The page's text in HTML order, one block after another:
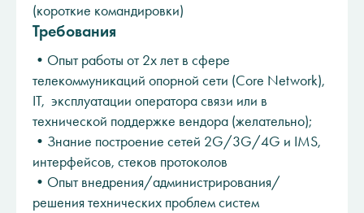
(короткие командировки)
Требования
•Опыт работы от 2х лет в сфере
телекоммуникаций опорной сети (Core Network),
IT, эксплуатации оператора связи или в
технической поддержке вендора (желательно);
•Знание построение сетей 2G/3G/4G и IMS,
интерфейсов, стеков протоколов
•Опыт внедрения/администрирования/
решения технических проблем систем